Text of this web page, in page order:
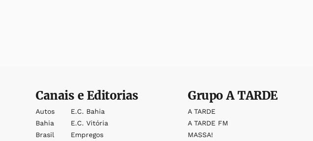
Canais e Editorias
Autos
Bahia
Brasil
E.c. Bahia
E.c. Vitória
Empregos
GrupoA TARDE
A TARDE
A TARDE FM
MASSA!